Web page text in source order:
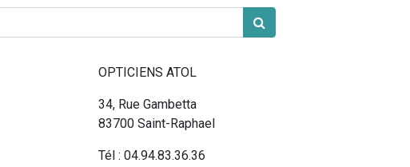
OPTICIENS ATOL
34, Rue Gambetta
83700 Saint-Raphael
Tél : 04.94.83.36.36